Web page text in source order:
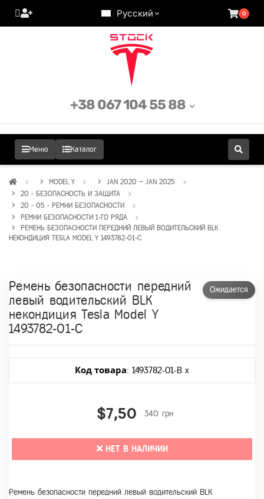
Русский 0
Меню Каталог
+38 067 104 55 88
MODEL Y
JAN 2020 – JAN 2025
20 - БЕЗОПАСНОСТЬ И ЗАЩИТА
20 - 05 - РЕМНИ БЕЗОПАСНОСТИ
РЕМНИ БЕЗОПАСНОСТИ 1-ГО РЯДА
РЕМЕНЬ БЕЗОПАСНОСТИ ПЕРЕДНИЙ ЛЕВЫЙ ВОДИТЕЛЬСКИЙ BLK
НЕКОНДИЦИЯ TESLA MODEL Y 1493782-01-C
Ожидается
Ремень безопасности передний
левый водительский BLK
некондиция Tesla Model Y
1493782-01-C
Код товара: 1493782-01-B x
$7,50 340 грн
НЕТ В НАЛИЧИИ
Ремень безопасности передний левый водительский BLK